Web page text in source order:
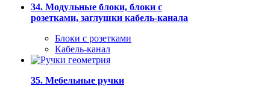
34. Модульные блоки, блоки с
розетками, заглушки кабель-канала
Блоки с розетками
Кабель-канал
35. Мебельные ручки